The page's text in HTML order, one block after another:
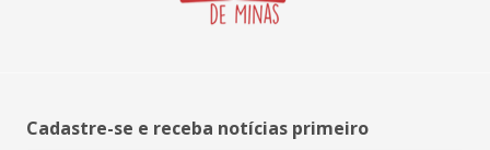
Cadastre-se e receba notícias primeiro